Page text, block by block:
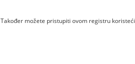
Također možete pristupiti ovom registru koristeći